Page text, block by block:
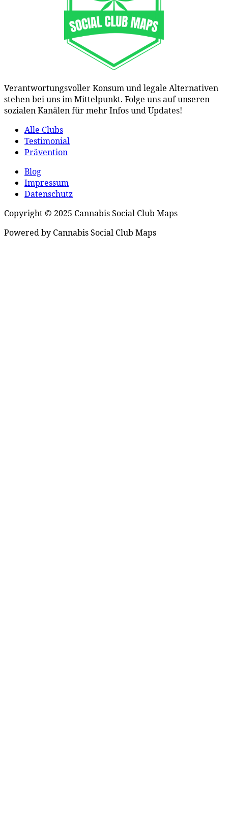
Verantwortungsvoller Konsum und legale Alternativen
stehen bei uns im Mittelpunkt. Folge uns auf unseren
sozialen Kanälen für mehr Infos und Updates!
Alle Clubs
Testimonial
Prävention
Blog
Impressum
Datenschutz
Copyright © 2025 Cannabis Social Club Maps
Powered by Cannabis Social Club Maps